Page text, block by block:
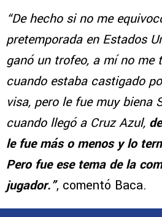
“De hecho si no me
pretemporada en Estados
ganó un trofeo, a mí no me
cuando estaba castigado
visa, pero le fue muy biena
cuando llegó a Cruz Azul,
le fue más o menos y lo
Pero fue ese tema de la
jugador.”, comentó Baca.